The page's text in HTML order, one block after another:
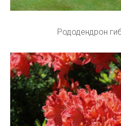
Рододендрон